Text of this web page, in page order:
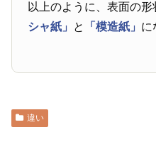
以上のように、表面の
シャ紙」 と 「模造紙」 に
違い